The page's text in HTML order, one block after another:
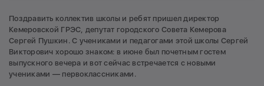
Поздравить коллектив школы и ребят пришел директор
Кемеровской ГРЭС, депутат городского Совета Кемерова
Сергей Пушкин. С учениками и педагогами этой школы Сергей
Викторович хорошо знаком: в июне был почетным гостем
выпускного вечера и вот сейчас встречается с новыми
учениками — первоклассниками.